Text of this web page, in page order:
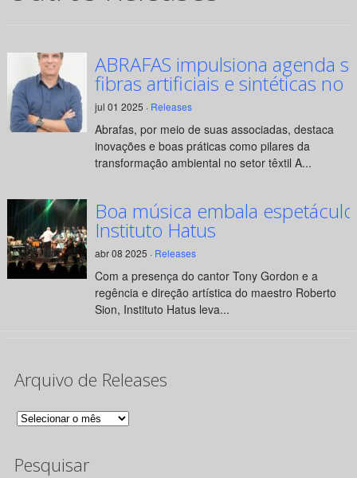
ABRAFAS impulsiona agenda
fibras artificiais e sintéticas no
jul 01 2025 · Releases
Abrafas, por meio de suas associadas, destaca
inovações e boas práticas como pilares da
transformação ambiental no setor têxtil A...
Boa música embala
Instituto Hatus
abr 08 2025 · Releases
Com a presença do cantor Tony Gordon e a
regência e direção artística do maestro Roberto
Sion, Instituto Hatus leva...
Arquivo de Releases
Arquivo
Releases
Pesquisar